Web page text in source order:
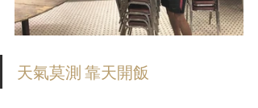
天氣莫測 靠天開飯